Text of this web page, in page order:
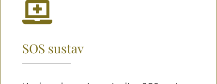

SOS sustav